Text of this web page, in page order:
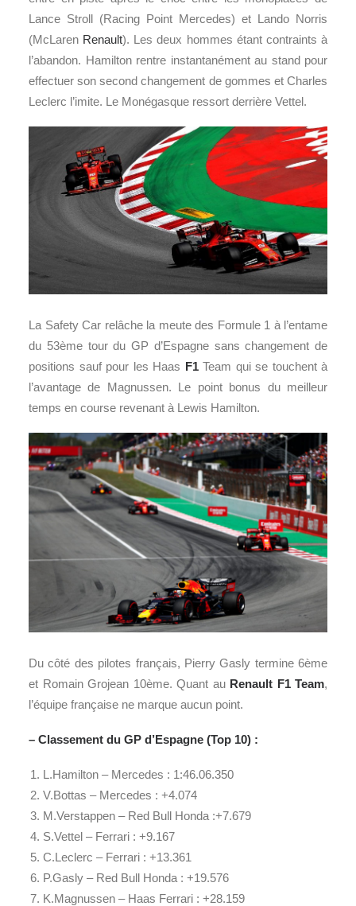
Lance Stroll (Racing Point Mercedes) et Lando Norris
(McLaren Renault). Les deux hommes étant contraints à
l’abandon. Hamilton rentre instantanément au stand pour
effectuer son second changement de gommes et Charles
Leclerc l’imite. Le Monégasque ressort derrière Vettel.
La Safety Car relâche la meute des Formule 1 à l’entame
du 53ème tour du GP d’Espagne sans changement de
positions sauf pour les Haas F1Team qui se touchent à
l’avantage de Magnussen. Le point bonus du meilleur
temps en course revenant à Lewis Hamilton.
Du côté des pilotes français, Pierry Gasly termine 6ème
et Romain Grojean 10ème. Quant au Renault F1 Team,
l’équipe française ne marque aucun point.
– Classement du GP d’Espagne (Top 10) :
L.Hamilton – Mercedes : 1:46.06.350
V.Bottas – Mercedes : +4.074
M.Verstappen – Red Bull Honda :+7.679
S.Vettel – Ferrari : +9.167
C.Leclerc – Ferrari : +13.361
P.Gasly – Red Bull Honda : +19.576
K.Magnussen – Haas Ferrari : +28.159